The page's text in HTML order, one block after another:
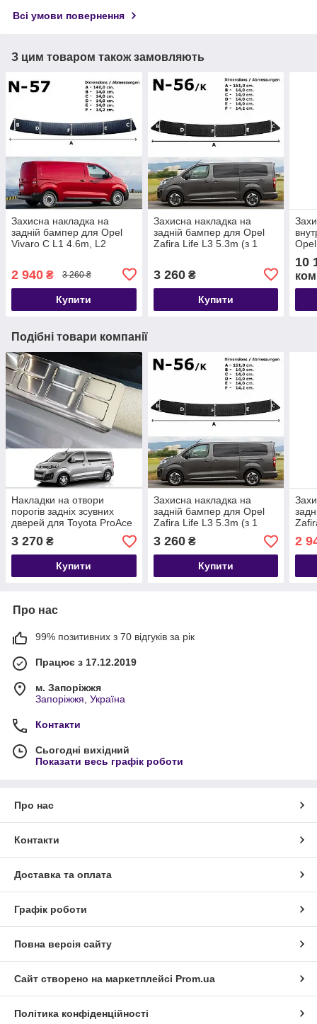
Всі умови повернення
З цим товаром також замовляють
Захисна накладка на
задній бампер для Opel
Vivaro C L1 4.6m, L2
2 940 ₴ 3 260 ₴
Купити
Захисна накладка на
задній бампер для Opel
Zafira Life L3 5.3m (з 1
3 260₴
Купити
10
Подібні товари компанії
Накладки на отвори
порогів задніх зсувних
дверей для Toyota ProAce
/ ProAce Verso 2016-2024 /
нерж.сталь/
3 270 ₴
Купити
Захисна накладка на
задній бампер для Opel
Zafira Life L3 5.3m (з 1
задніми дверима) 2019+
3 260₴
Купити
2
Про нас
99% позитивних з 70 відгуків за рік
Працює з 17.12.2019
м. Запоріжжя
Запоріжжя, Україна
Контакти
Сьогодні вихідний
Показати весь графік роботи
Про нас
Контакти
Доставка та оплата
Графік роботи
Повна версія сайту
Сайт створено на маркетплейсі Prom.ua
Політика конфіденційності